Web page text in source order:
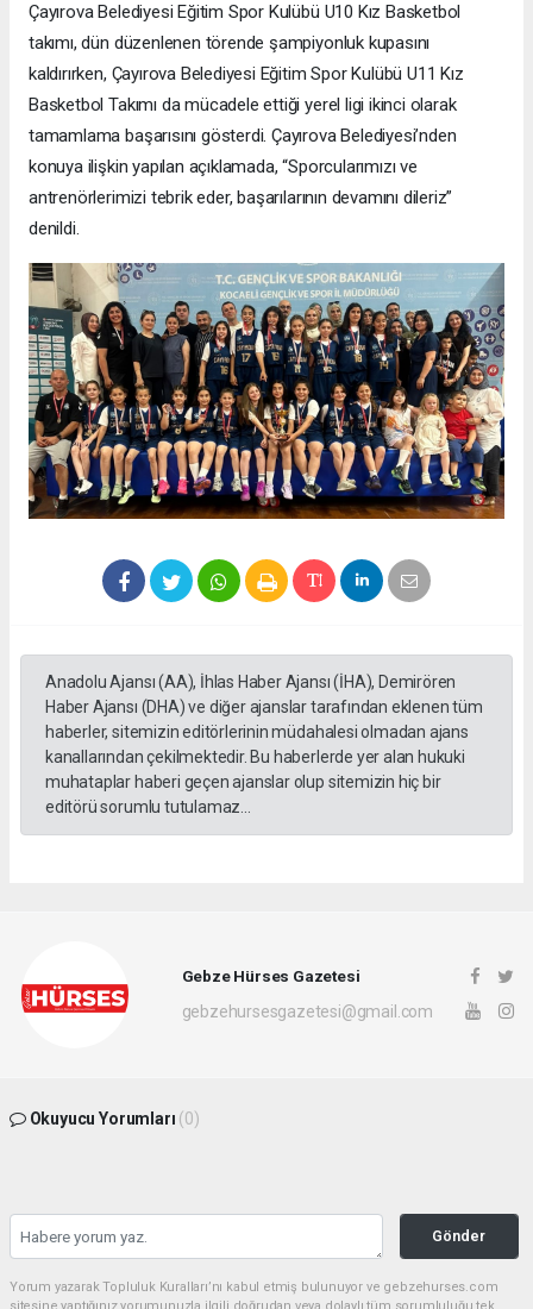
Çayırova Belediyesi Eğitim Spor Kulübü U10 Kız Basketbol
takımı, dün düzenlenen törende şampiyonluk kupasını
kaldırırken, Çayırova Belediyesi Eğitim Spor Kulübü U11 Kız
Basketbol Takımı da mücadele ettiği yerel ligi ikinci olarak
tamamlama başarısını gösterdi. Çayırova Belediyesi’nden
konuya ilişkin yapılan açıklamada, “Sporcularımızı ve
antrenörlerimizi tebrik eder, başarılarının devamını dileriz”
denildi.
Anadolu Ajansı (AA), İhlas Haber Ajansı (İHA), Demirören
Haber Ajansı (DHA) ve diğer ajanslar tarafından eklenen tüm
haberler, sitemizin editörlerinin müdahalesi olmadan ajans
kanallarından çekilmektedir. Bu haberlerde yer alan hukuki
muhataplar haberi geçen ajanslar olup sitemizin hiç bir
editörü sorumlu tutulamaz...
Gebze Hürses Gazetesi
gebzehursesgazetesi@gmail.com
Okuyucu Yorumları (0)
Gönder
Yorum yazarak Topluluk Kuralları’nı kabul etmiş bulunuyor ve gebzehurses.com
sitesine yaptığınız yorumunuzla ilgili doğrudan veya dolaylı tüm sorumluluğu tek